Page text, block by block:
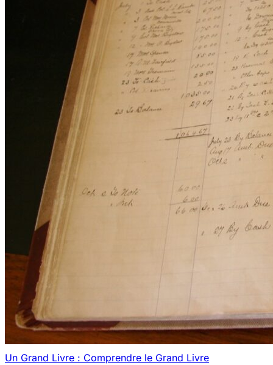
Un Grand Livre : Comprendre le Grand Livre